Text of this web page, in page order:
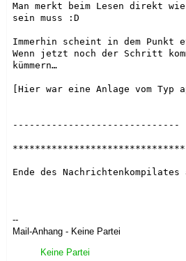
Man merkt beim Lesen direkt wie
sein muss :D
Immerhin scheint in dem Punkt
Wenn jetzt noch der Schritt
kümmern…
[Hier war eine Anlage vom Typ
------------------------------
Ende des
--
Mail-Anhang - Keine Partei
Keine Partei